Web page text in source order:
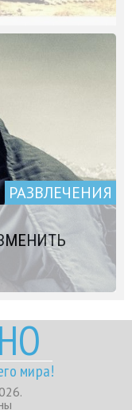
РАЗВЛЕЧЕНИЯ
мира!